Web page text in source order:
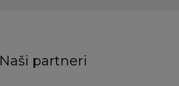
Naši partneri